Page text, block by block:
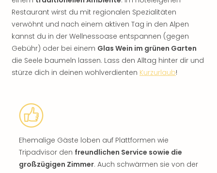
Restaurant wirst du mit regionalen Spezialitäten
verwöhnt und nach einem aktiven Tag in den Alpen
kannst du in der Wellnessoase entspannen (gegen
Gebühr) oder bei einem Glas Wein im grünen Garten
die Seele baumeln lassen. Lass den Alltag hinter dir und
stürze dich in deinen wohlverdienten Kurzurlaub!
Ehemalige Gäste loben auf Plattformen wie
Tripadvisor den freundlichen Service sowie die
großzügigen Zimmer. Auch schwärmen sie von der